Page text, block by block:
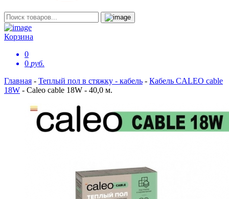
Корзина
0
0 руб.
Главная - Теплый пол в стяжку - кабель - Кабель CALEO cable
18W - Caleo cable 18W - 40,0 м.